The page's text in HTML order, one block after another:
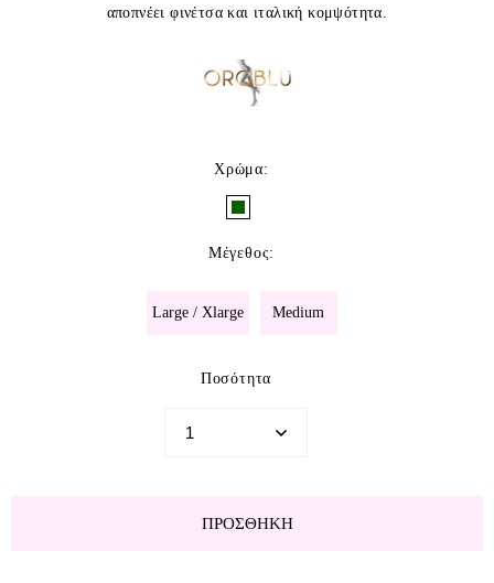
αποπνέει φινέτσα και ιταλική κομψότητα.
Χρώμα:
Μέγεθος:
Large / Xlarge Medium
Ποσότητα
ΠΡΟΣΘΉΚΗ